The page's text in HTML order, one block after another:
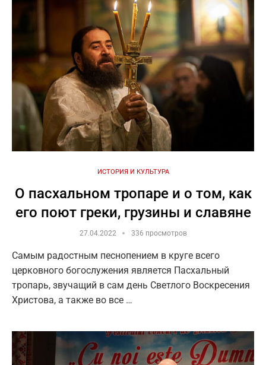
ИСТОРИЯ И КУЛЬТУРА
О пасхальном тропаре и о том, как
его поют греки, грузины и славяне
27.04.2022 336 просмотров
Самым радостным песнопением в круге всего
церковного богослужения является Пасхальный
тропарь, звучащий в сам день Светлого Воскресения
Христова, а также во все …